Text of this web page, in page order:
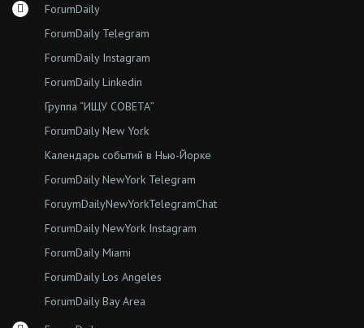
ForumDaily
ForumDaily Telegram
ForumDaily Instagram
ForumDaily Linkedin
Группа “ИЩУ СОВЕТА”
ForumDaily New York
Календарь событий в Нью-Йорке
ForumDaily NewYork Telegram
ForuymDailyNewYorkTelegramChat
ForumDaily NewYork Instagram
ForumDaily Miami
ForumDaily Los Angeles
ForumDaily Bay Area